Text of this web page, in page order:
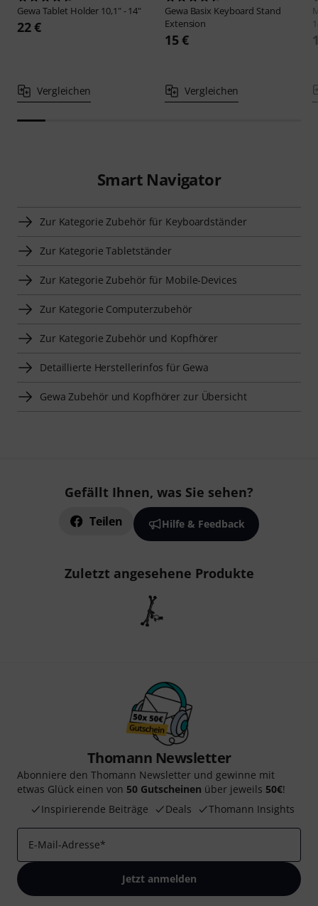
Gewa Tablet Holder 10,1" - 14"
22 €
Vergleichen
Gewa Basix Keyboard Stand
Extension
15 €
Vergleichen
Smart Navigator
Zur Kategorie Zubehör für Keyboardständer
Zur Kategorie Tabletständer
Zur Kategorie Zubehör für Mobile-Devices
Zur Kategorie Computerzubehör
Zur Kategorie Zubehör und Kopfhörer
Detaillierte Herstellerinfos für Gewa
Gewa Zubehör und Kopfhörer zur Übersicht
Gefällt Ihnen, was Sie sehen?
Teilen Hilfe & Feedback
Zuletzt angesehene Produkte
Thomann Newsletter
Abonniere den Thomann Newsletter und gewinne mit
etwas Glück einen von 50 Gutscheinen über jeweils 50€!
Inspirierende Beiträge
Deals Thomann Insights
E-Mail-Adresse*
Jetzt anmelden